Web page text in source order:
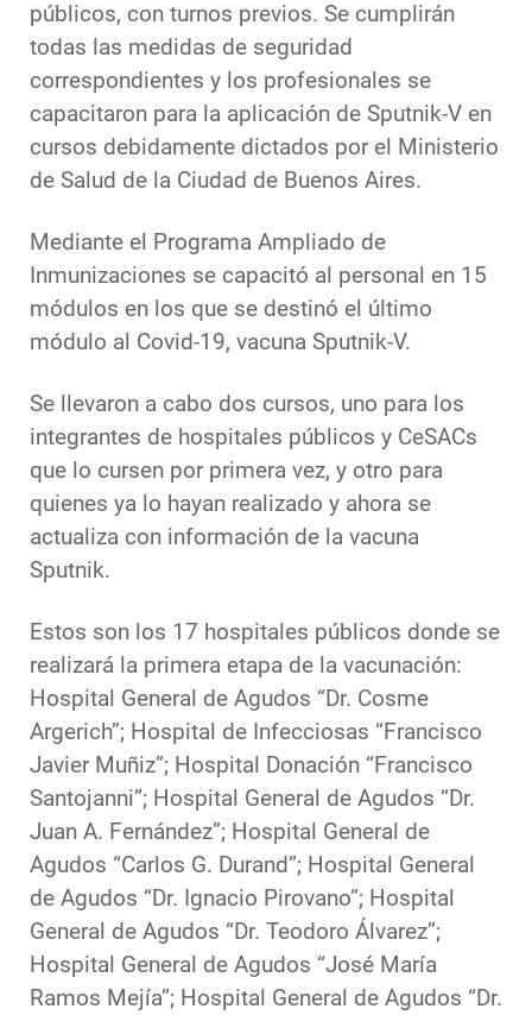
públicos, con turnos previos. Se cumplirán
todas las medidas de seguridad
correspondientes y los profesionales se
capacitaron para la aplicación de Sputnik-V en
cursos debidamente dictados por el Ministerio
de Salud de la Ciudad de Buenos Aires.
Mediante el Programa Ampliado de
Inmunizaciones se capacitó al personal en 15
módulos en los que se destinó el último
módulo al Covid-19, vacuna Sputnik-V.
Se llevaron a cabo dos cursos, uno para los
integrantes de hospitales públicos y CeSACs
que lo cursen por primera vez, y otro para
quienes ya lo hayan realizado y ahora se
actualiza con información de la vacuna
Sputnik.
Estos son los 17 hospitales públicos donde se
realizará la primera etapa de la vacunación:
Hospital General de Agudos “Dr. Cosme
Argerich”; Hospital de Infecciosas “Francisco
Javier Muñiz”; Hospital Donación “Francisco
Santojanni”; Hospital General de Agudos “Dr.
Juan A. Fernández”; Hospital General de
Agudos “Carlos G. Durand”; Hospital General
de Agudos “Dr. Ignacio Pirovano”; Hospital
General de Agudos “Dr. Teodoro Álvarez”;
Hospital General de Agudos “José María
Ramos Mejía”; Hospital General de Agudos “Dr.